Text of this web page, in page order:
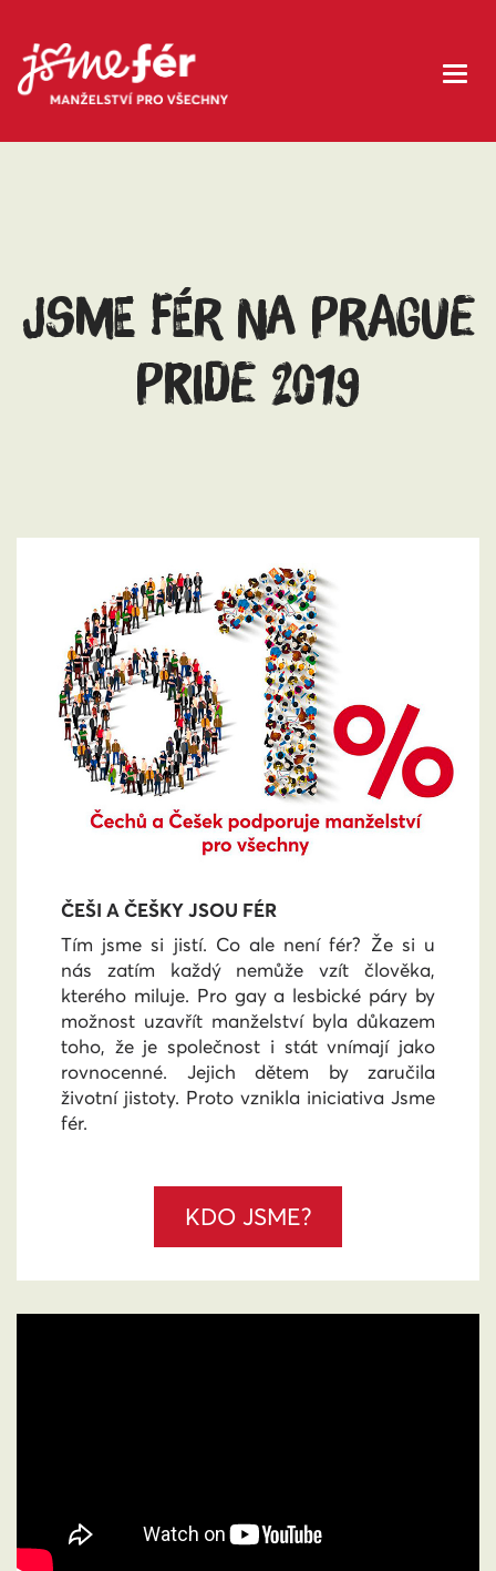
JSME FÉR NA PRAGUE
PRIDE 2019
ČEŠI A ČEŠKY JSOU FÉR
Tím jsme si jistí. Co ale není fér? Že si u
nás zatím každý nemůže vzít člověka,
kterého miluje. Pro gay a lesbické páry by
možnost uzavřít manželství byla důkazem
toho, že je společnost i stát vnímají jako
rovnocenné. Jejich dětem by zaručila
životní jistoty. Proto vznikla iniciativa Jsme
fér.
KDO JSME?